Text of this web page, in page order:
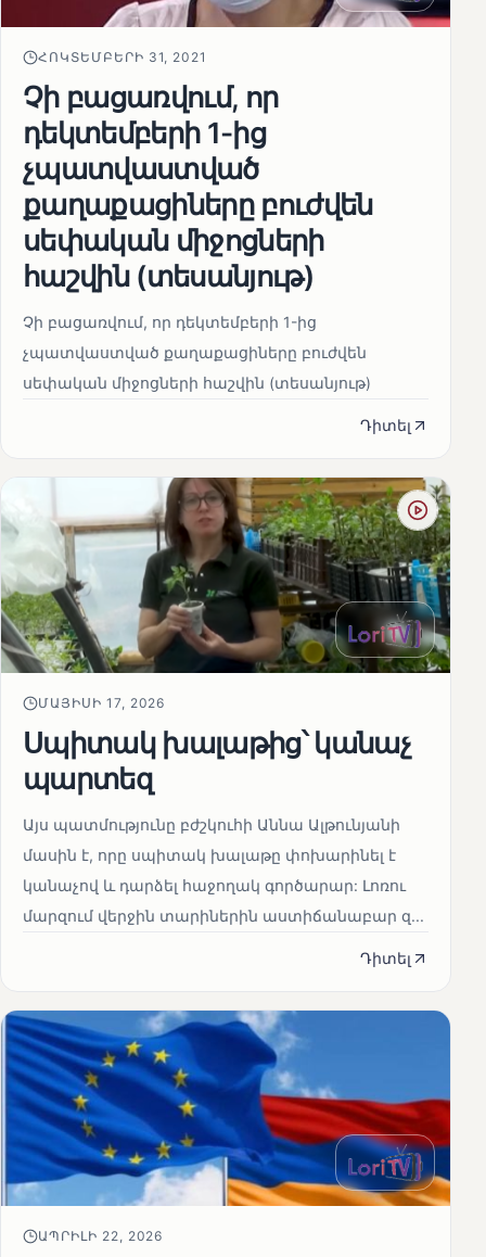
ՀՈԿՏԵՄԲԵՐԻ 31, 2021
Չի բացառվում, որ
դեկտեմբերի 1-ից
չպատվաստված
քաղաքացիները բուժվեն
սեփական միջոցների
հաշվին (տեսանյութ)
Չի բացառվում, որ դեկտեմբերի 1-ից
չպատվաստված քաղաքացիները բուժվեն
սեփական միջոցների հաշվին (տեսանյութ)
Դիտել
ՄԱՅԻՍԻ 17, 2026
Սպիտակ խալաթից՝ կանաչ
պարտեզ
Այս պատմությունը բժշկուհի Աննա Ալթունյանի
մասին է, որը սպիտակ խալաթը փոխարինել է
կանաչով և դարձել հաջողակ գործարար: Լոռու
մարզում վերջին տարիներին աստիճանաբար զ...
Դիտել
ԱՊՐԻԼԻ 22, 2026